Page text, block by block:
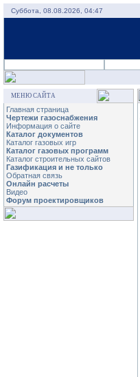
Суббота, 08.08.2026, 04:47
МЕНЮ САЙТА
Главная страница
Чертежи газоснабжения
Информация о сайте
Каталог документов
Каталог газовых игр
Каталог газовых программ
Каталог строительных сайтов
Газификация и не только
Обратная связь
Онлайн расчеты
Видео
Форум проектировщиков